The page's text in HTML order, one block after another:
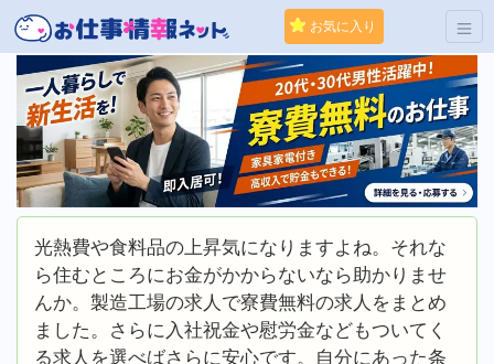
お気に入り
光熱費や食料品の上昇気になりますよね。それな
ら住むところにお金がかからないなら助かりませ
んか。製造工場の求人で寮費無料の求人をまとめ
ました。さらに入社祝金や慰労金などもついてく
る求人を選べばさらに安心です。自分にあった条